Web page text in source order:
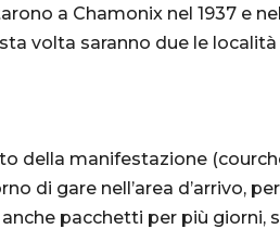
a Chamonix nel 1937 e
volta saranno due le
della manifestazione
di gare nell’area d’arrivo,
pacchetti per più giorni,